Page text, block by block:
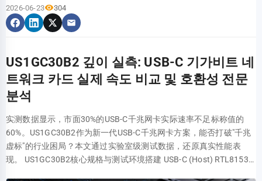
충격 50G 실외 기지국 광대역 온도, 낙뢰 보호 -40℃~+85℃, ±30kV
기중 방전 보호 등급 IP65, 서지 4kV 의료 장비 낮은 누설 전류, 용이한
을 유지함을 보여줍니다. 데이터 비교에 따르면, ADJSHELFHD의 변
형 제어 능력은 일반 80kg급 선반 대비 약 40% 향상되었습니다. 공간
위치, 깊이 450mm 전원 관리 장비, 깊이 650mm 서버)를 순차적으로
설치했습니다. 선반 깊이를 조절하여 이 세 장비를 모두 동일한 1U 공
간 내에 완벽하게 고정할 수 있었습니다. 계산에 따르면 기존에는 설
치를 위해 2~3U 공간이 필요했으나, 이제는 단 1U만으로 구현되었습
니다. 이러한 '다중 U 점유'에서 '1U 통합'으로의 전환은 '40% 향상'의
실현 가능성을 입증하며, 특히 공간이 협소한 엣지 서버룸에 유용합니
다. 설치 및 사용 경험: 정말 편리한가? ADJSHELFHD의 설치 프로세
스는 1인이 직접 완료할 수 있도록 설계되었습니다. 도구 없이 설치가
측정해야 합니다. 실측 결과, 책상 다리 간격을 고려하지 않아 본체 간
섭으로 반품하는 사례가 전체 반품 사유의 상당 부분을 차지했습니다.
요소 3: 재질 및 가공 공정 — 장기적 신뢰성을 좌우하는 숨은 요소 거
연 강판(SPCC)은 높은 강도와 합리적인 단가로 시장의 주류를 이루고
있으나 부식 방지 처리가 필수적이며, 알루미늄 합금은 경량화와 열전
도성이 뛰어나지만 강도가 다소 낮아 가벼운 슬림형 본체에 적합합니
다. 탄소강은 기계적 강도가 극한으로 높지만 자중이 무겁다는 단점이
있습니다. 표면 처리의 경우, 정전 분체 도장(도장 가공)이 일반 전기
도금에 비해 내식성 및 내스크래치성에서 훨씬 우수한 물성을 나타냅
니다. 팁을 드리자면, 거치대를 손으로 들어보았을 때 동일 부피 대비
묵직한 느낌이 드는 제품일수록 두꺼운 강판을 사용한 제품입니다. 또
한 절단면을 만졌을 때 날카롭지 않게 라운딩 가공(면취) 처리가 잘되
은 가격이 높으므로 8K 재생 소스나 모니터를 교체할 때 구매하는 것
을 권장합니다. 8K 케이블을 연결했는데 왜 4K 144Hz 모니터에서
USB-C 포트가 저속 버전(예: 5Gbps)인지, 아니면 그래픽 카드 드라이
버 설정에서 주사율이 제한되어 있는지 확인하십시오. E-Marker 칩이
란 무엇이며 케이블에 얼마나 중요합니까? E-Marker는 성능 파라미터
를 식별하는 고속 케이블의 지능형 핵심입니다. 8K 비디오 케이블의
다.
어플리케이션에서 HDMIPNLFM3는 무산소동 (OFC) 도체와 알루미
늄 호일+고밀도 편조망의 이중 차폐를 사용합니다. 일반 패널의 주석
에서 발생하는 노이즈를 현저히 줄여줍니다. 자주 묻는 질문(FAQ)
HDMIPNLFM3와 일반 HDMI 패널의 화질 차이는 무엇입니까? 3미터
이상의 벽면 매립 배선에서 HDMIPNLFM3는 우수한 차폐와 저임피던
스 도체를 통해 신호 감쇄를 현저히 줄여 4K HDR 화면의 색상 전환을
제공합니다. 제 TV는 4K@60Hz인데 이 패널을 사용할 수 있습니까?
권장하지 않습니다. 해당 모델의 대역폭 상한은 10.2Gbps로,
4K@60Hz에 필요한 18Gbps 데이터량을 수용할 수 없습니다. 연결
시 장치는 자동으로 30Hz로 다운그레이드되며, 60Hz 환경을 원하시
含模拟前端调理、高精度模数转换、以及HDMI物理层编码三大关键
链路。 VGA IN AFE & ADC (10bit) TMDS Encoder HDMI OUT
终端阻抗匹配消除反射，可编程增益放大器补偿线缆衰减。实测信噪
比可达72dB以上。 165MHz采样率ADC选型与时序优化 设计中采用
低相位噪声晶振配合时钟缓冲器，将采样时钟抖动控制在0.3ps以
内。10bit分辨率配合165MSPS采样率，确保了1080p信号的动态范
围达到理论值的98%以上。 1080p@60Hz零损耗转换的关键电路模
块 实现“零损耗”的核心在于消除量化误差。10bit架构配合抖动算法
可将量化台阶细化，同时三通道间的采样时钟偏移必须小于100ps，
防止色彩边缘错位。 10bit高精度视频ADC的噪声抑制方案 采用独立
2026-06-23 304
US1GC30B2 깊이 실측: USB-C 기가비트 네
트워크 카드 실제 속도 비교 및 호환성 전문
분석
实测数据显示，市面30%的USB-C千兆网卡实际速率不足标称值的
60%。US1GC30B2作为新一代USB-C千兆网卡方案，能否打破"千兆
虚标"的行业困局？本文通过实验室级测试数据，还原真实性能表
现。 US1GC30B2核心规格与测试环境搭建 USB-C (Host) RTL8153B